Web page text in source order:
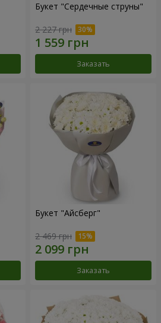
Букет "Сердечные струны"
2 227 грн
Заказать
Букет "Айсберг"
2 469 грн
Заказать